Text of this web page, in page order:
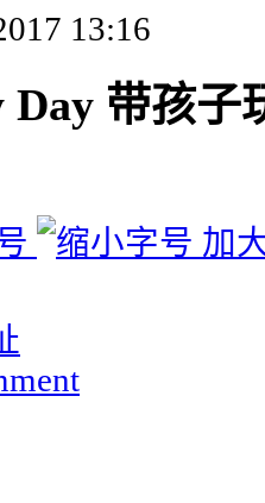
13:16
Day 带孩子
加